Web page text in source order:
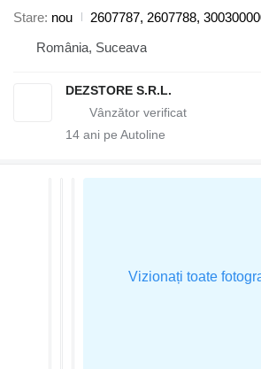
Stare nou
2607787, 2607788,
România, Suceava
DEZSTORE S.R.L.
14 ani pe Autoline